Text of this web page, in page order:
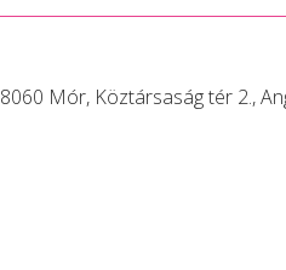
8060 Mór, Köztársaság tér 2.,